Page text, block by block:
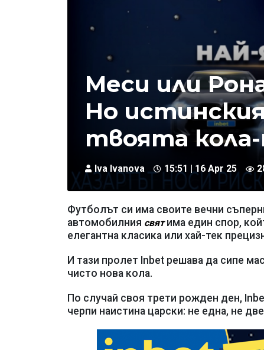
Меси или
Но
твоята
Iva Ivanova 15:51 | 16 Apr 25
Футболът си има своите вечни
автомобилния святима един спор,
елегантна класика или хай-тек
И тази пролет Inbet решава да сипе
чисто нова кола.
По случай своя трети рожден ден,
черпи наистина царски: не една, не